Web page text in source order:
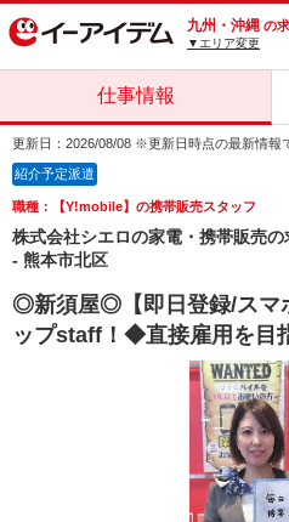
九州・沖縄 の
▼エリア変更
仕事情報
更新日：2026/08/08 ※更新日時点の最新情報
紹介予定派遣
職種：【Y!mobile】の携帯販売スタッフ
株式会社シエロの家電・携帯販売の
- 熊本市北区
◎新須屋◎【即日登録/スマ
ップstaff！◆直接雇用を目